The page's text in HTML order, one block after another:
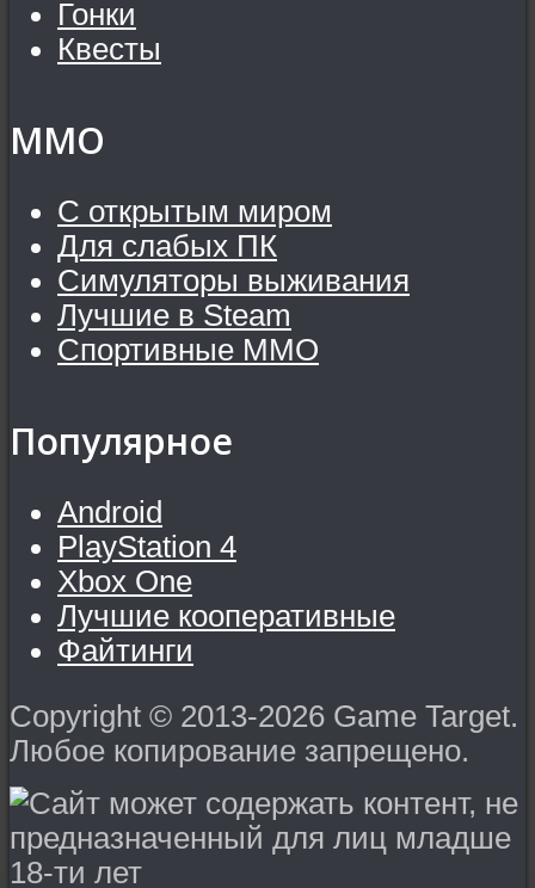
Гонки
Квесты
MMO
С открытым миром
Для слабых ПК
Симуляторы выживания
Лучшие в Steam
Спортивные MMO
Популярное
Android
PlayStation 4
Xbox One
Лучшие кооперативные
Файтинги
Copyright © 2013-2026 Game Target.
Любое копирование запрещено.